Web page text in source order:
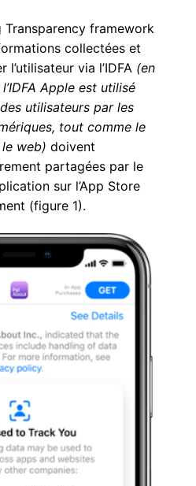
Transparency framework
collectées et
via l’IDFA (en
Apple est utilisé
utilisateurs par les
tout comme le
web) doivent
partagées par le
sur l’App Store
(figure 1).